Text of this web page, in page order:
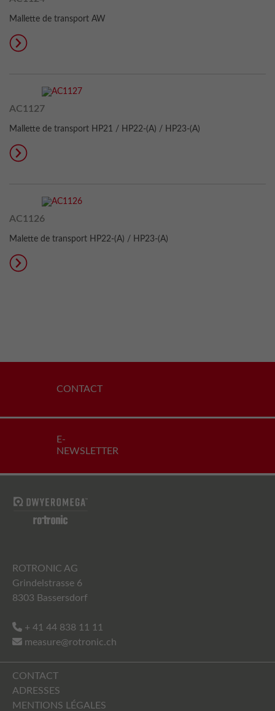
Mallette de transport AW
AC1127
Mallette de transport HP21 / HP22-(A) / HP23-(A)
AC1126
Malette de transport HP22-(A) / HP23-(A)
CONTACT
E-
NEWSLETTER
ROTRONIC AG
Grindelstrasse 6
8303 Bassersdorf
+ 41 44 838 11 11
measure@rotronic.ch
CONTACT
ADRESSES
MENTIONS LÉGALES